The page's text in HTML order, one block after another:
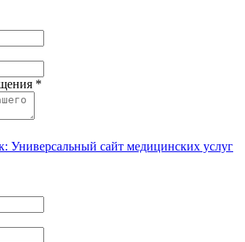
*
Универсальный сайт медицинских услуг